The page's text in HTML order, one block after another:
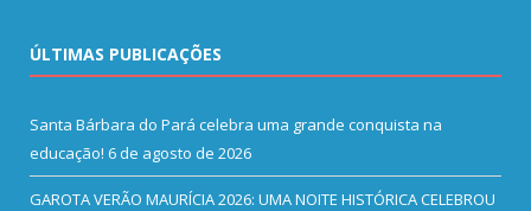
ÚLTIMAS PUBLICAÇÕES
Santa Bárbara do Pará celebra uma grande conquista na
educação! 6 de agosto de 2026
GAROTA VERÃO MAURÍCIA 2026: UMA NOITE HISTÓRICA CELEBROU